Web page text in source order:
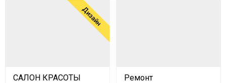
Дизайн
САЛОН КРАСОТЫ
Ремонт